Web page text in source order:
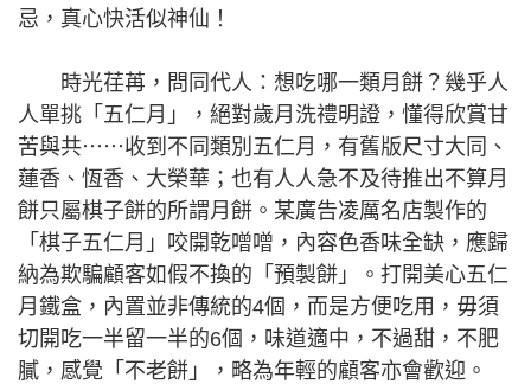
忌，真心快活似神仙！
時光荏苒，問同代人：想吃哪一類月餅？幾乎人
人單挑「五仁月」，絕對歲月洗禮明證，懂得欣賞甘
苦與共⋯⋯收到不同類別五仁月，有舊版尺寸大同、
蓮香、恆香、大榮華；也有人人急不及待推出不算月
餅只屬棋子餅的所謂月餅。某廣告凌厲名店製作的
「棋子五仁月」咬開乾噌噌，內容色香味全缺，應歸
納為欺騙顧客如假不換的「預製餅」。打開美心五仁
月鐵盒，內置並非傳統的4個，而是方便吃用，毋須
切開吃一半留一半的6個，味道適中，不過甜，不肥
膩，感覺「不老餅」，略為年輕的顧客亦會歡迎。